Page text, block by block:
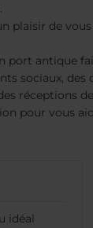
plaisir de
port antique
sociaux, des
réceptions
pour vous
idéal